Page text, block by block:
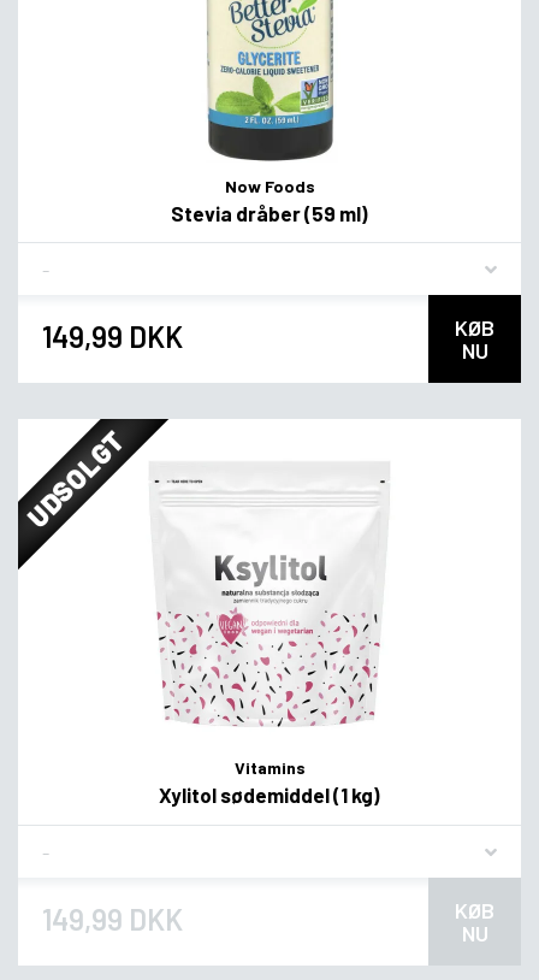
Now Foods
Stevia dråber (59 ml)
149,99 DKK
KØB
NU
UDSOLGT
Vitamins
Xylitol sødemiddel (1 kg)
149,99 DKK
KØB
NU